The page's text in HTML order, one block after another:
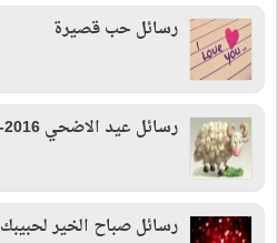
رسائل حب قصيرة
رسائل عيد الاضحي 2016-1437
رسائل صباح الخير لحبيبك